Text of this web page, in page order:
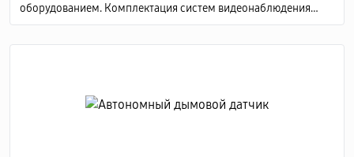
оборудованием. Комплектация систем видеонаблюдения
включает в себя несколько обязательных элементов: